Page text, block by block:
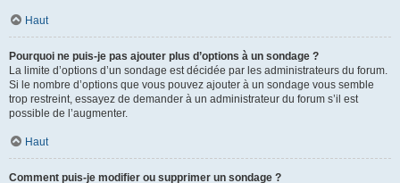
Haut
Pourquoi ne puis-je pas ajouter plus d’options à un sondage ?
La limite d’options d’un sondage est décidée par les administrateurs du forum.
Si le nombre d’options que vous pouvez ajouter à un sondage vous semble
trop restreint, essayez de demander à un administrateur du forum s’il est
possible de l’augmenter.
Haut
Comment puis-je modifier ou supprimer un sondage ?